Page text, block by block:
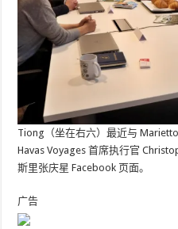
Tiong（坐在右六）最近与
Havas Voyages 首席执行官
斯里张庆星 Facebook 页面。
广告